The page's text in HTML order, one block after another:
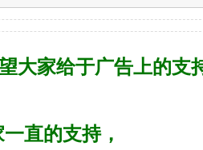
大家给于广告上的支
直的支持，